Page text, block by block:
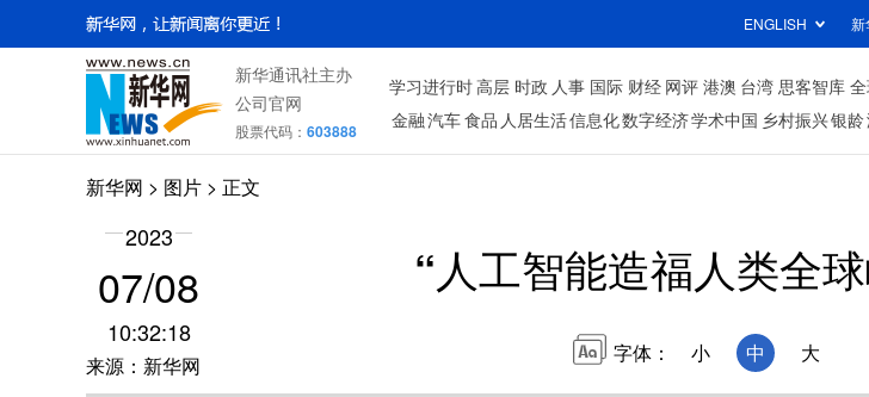
ENGLISH 新
新华通讯社主办
公司官网
股票代码： 603888
学习进行时高层 时政 人事 国际 财经 网评 港澳 台湾 思客智库
金融汽车食品 人居生活信息化数字经济学术中国 乡村振兴银龄
新华网 > 图片 > 正文
2023
07/08
10:32:18
来源：新华网
“人工智能造福人类全
字体： 小 中 大